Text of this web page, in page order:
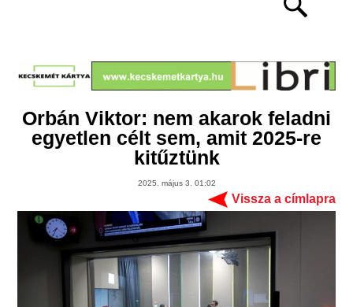
Orbán Viktor: nem akarok feladni
egyetlen célt sem, amit 2025-re
kitűztünk
2025. május 3. 01:02
Vissza a címlapra